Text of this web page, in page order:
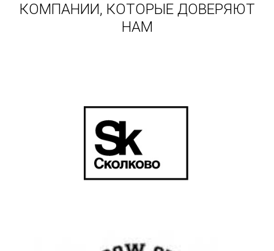
КОМПАНИИ, КОТОРЫЕ ДОВЕРЯЮТ
НАМ